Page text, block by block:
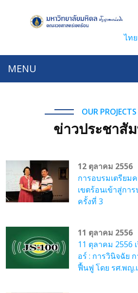
ไทย
MENU
OUR PROJECTS
ข่าวประชาสั
12 ตุลาคม 2556
การอบรมเตรียม
เขตร้อนเข้าสู่กา
ครั้งที่ 3
11 ตุลาคม 2556
11 ตุลาคม 2556
อร์ : การวินิจฉัย
ฟื้นฟู โดย รศ.พญ.